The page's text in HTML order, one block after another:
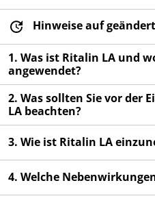
Dieses Arzneimittel
verschrieben. Geben
Es kann anderen
diese die gleichen
Wenn Sie
sich an Ihren Arzt oder
für Nebenwirkungen,
Packungsbeilage
4.
Information für Kinder
Hinweise auf
1. Was ist Ritalin LA und
angewendet?
2. Was sollten Sie vor der
LA beachten?
3. Wie ist Ritalin LA
4. Welche